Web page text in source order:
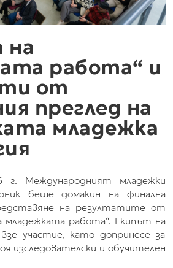
на
работа“ и
от
преглед на
младежка
Международният младежки
беше домакин на финална
на резултатите от
младежката работа“. Екипът на
участие, като допринесе за
изследователски и обучителен